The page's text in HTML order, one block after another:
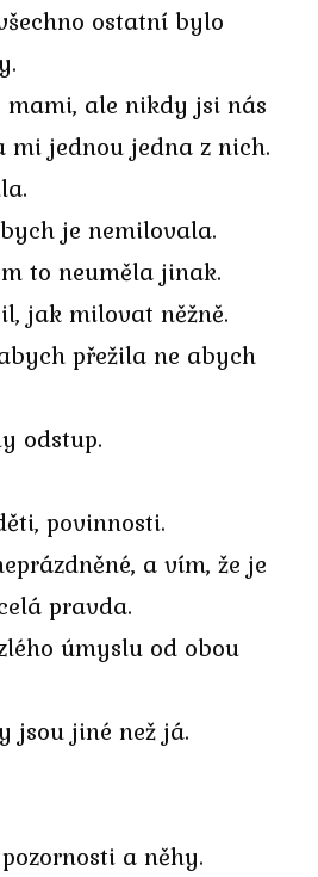
ostatní bylo
mami, ale nikdy jsi nás
mi jednou jedna z nich.
je nemilovala.
to neuměla jinak.
jak milovat něžně.
přežila ne abych
odstup.
povinnosti.
a vím, že je
pravda.
úmyslu od obou
jsou jiné než já.
a něhy.